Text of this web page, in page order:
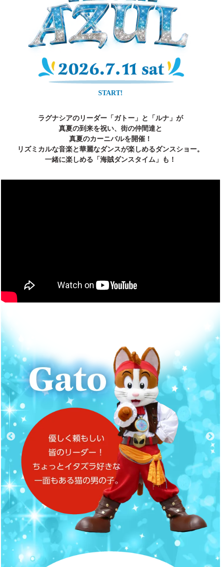
START!
ラグナシアのリーダー「ガトー」と「ルナ」が
真夏の到来を祝い、街の仲間達と
真夏のカーニバルを開催！
リズミカルな音楽と華麗なダンスが楽しめるダンスショー。
一緒に楽しめる「海賊ダンスタイム」も！